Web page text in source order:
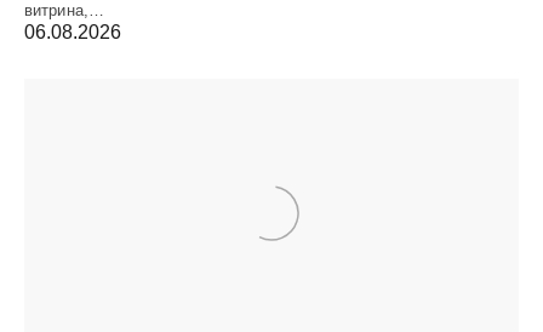
витрина,…
06.08.2026